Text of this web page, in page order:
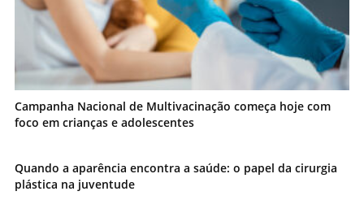
Campanha Nacional de Multivacinação começa hoje com
foco em crianças e adolescentes
Quando a aparência encontra a saúde: o papel da cirurgia
plástica na juventude